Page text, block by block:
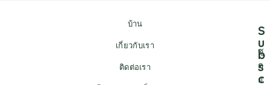
บ้าน
เกี่ยวกับเรา
ติดต่อเรา
ซู
ด
ย
S
u
b
s
c